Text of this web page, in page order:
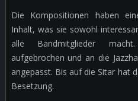
Die Kompositionen haben
Inhalt, was sie sowohl
alle Bandmitglieder
aufgebrochen und an die
angepasst. Bis auf die Sitar hat
Besetzung.